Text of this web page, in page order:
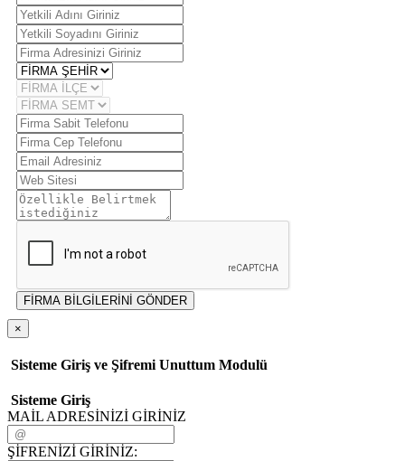
FİRMA BİLGİLERİNİ GÖNDER
×
Sisteme Giriş ve Şifremi Unuttum Modulü
Sisteme Giriş
MAİL ADRESİNİZİ GİRİNİZ
ŞİFRENİZİ GİRİNİZ: